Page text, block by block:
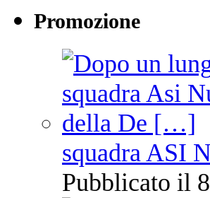
Promozione
squadra ASI
Pubblicato il